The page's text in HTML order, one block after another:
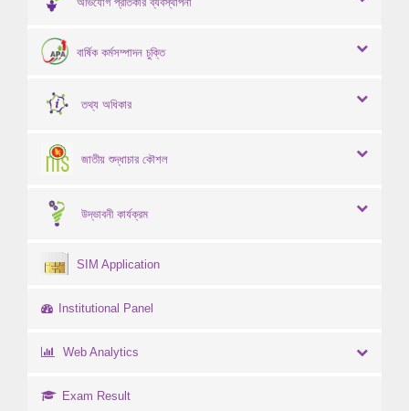
বার্ষিক কর্মসম্পাদন চুক্তি
তথ্য অধিকার
জাতীয় শুদ্ধাচার কৌশল
উদ্ভাবনী কার্যক্রম
SIM Application
Institutional Panel
Web Analytics
Exam Result